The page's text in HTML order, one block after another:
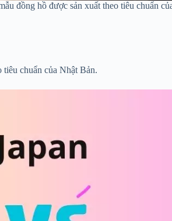
đồng hồ được sản xuất theo tiêu chuẩn
tiêu chuẩn của Nhật Bản.